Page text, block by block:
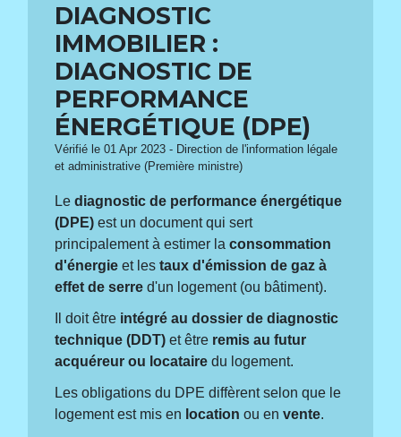
DIAGNOSTIC
IMMOBILIER :
DIAGNOSTIC DE
PERFORMANCE
ÉNERGÉTIQUE (DPE)
Vérifié le 01 Apr 2023 - Direction de l'information légale
et administrative (Première ministre)
Lediagnostic de performance énergétique
(DPE) est un document qui sert
principalement à estimer laconsommation
d'énergie et lestaux d'émission de gaz à
effet de serre d'un logement (ou bâtiment).
Il doit être intégré au dossier de diagnostic
technique (DDT) et être remis au futur
acquéreur ou locataire du logement.
Les obligations du DPE diffèrent selon que le
logement est mis en location ou envente.